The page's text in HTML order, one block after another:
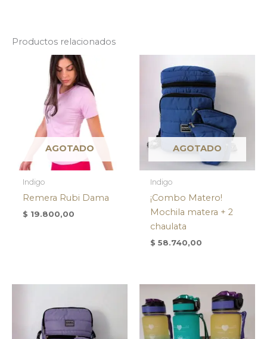
Productos relacionados
AGOTADO
Indigo
Remera Rubi Dama
$ 19.800,00
AGOTADO
Indigo
¡Combo Matero!
Mochila matera + 2
chaulata
$ 58.740,00